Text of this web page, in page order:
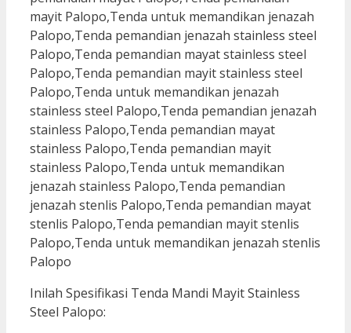
Inilah Spesifikasi Tenda Mandi Mayit Stainless
Steel Palopo: